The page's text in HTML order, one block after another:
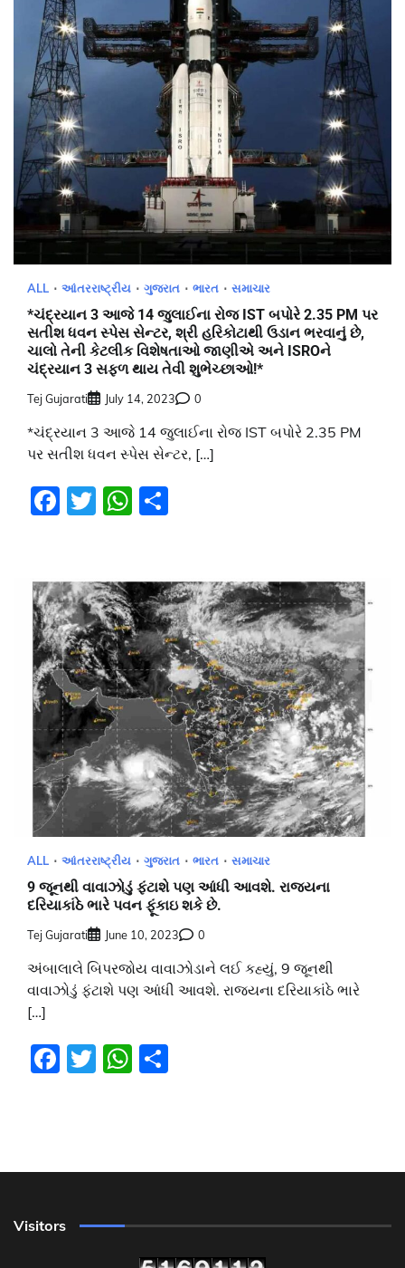
ALL આંતરરાષ્ટ્રીય ગુજરાત ભારત સમાચાર
*ચંદ્રયાન 3 આજે 14 જુલાઈના રોજ IST બપોરે 2.35 PM પર
સતીશ ધવન સ્પેસ સેન્ટર, શ્રી હરિકોટાથી ઉડાન ભરવાનું છે,
ચાલો તેની કેટલીક વિશેષતાઓ જાણીએ અને ISROને
ચંદ્રયાન 3 સફળ થાય તેવી શુભેચ્છાઓ!*
Tej Gujarati July 14, 2023 0
*ચંદ્રયાન 3 આજે 14 જુલાઈના રોજ IST બપોરે 2.35 PM
પર સતીશ ધવન સ્પેસ સેન્ટર, […]
Facebook
TwitterWhatsApp
ALL આંતરરાષ્ટ્રીય ગુજરાત ભારત સમાચાર
9 જૂનથી વાવાઝોડું ફંટાશે પણ આંધી આવશે. રાજ્યના
દરિયાકાંઠે ભારે પવન ફૂંકાઇ શકે છે.
Tej Gujarati June 10, 2023 0
અંબાલાલે બિપરજોય વાવાઝોડાને લઈ કહ્યું, 9 જૂનથી
વાવાઝોડું ફંટાશે પણ આંધી આવશે. રાજ્યના દરિયાકાંઠે ભારે
[…]
Facebook
TwitterWhatsApp
Visitors